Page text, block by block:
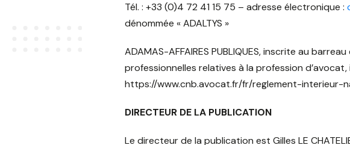
Tél. : +33 (0)4 72 41 15 75 – adresse électronique :
dénommée « ADALTYS »
ADAMAS-AFFAIRES PUBLIQUES, inscrite au
professionnelles relatives à la profession
https://www.cnb.avocat.fr/fr/reglement-
DIRECTEUR DE LA PUBLICATION
Le directeur de la publication est Gilles LE